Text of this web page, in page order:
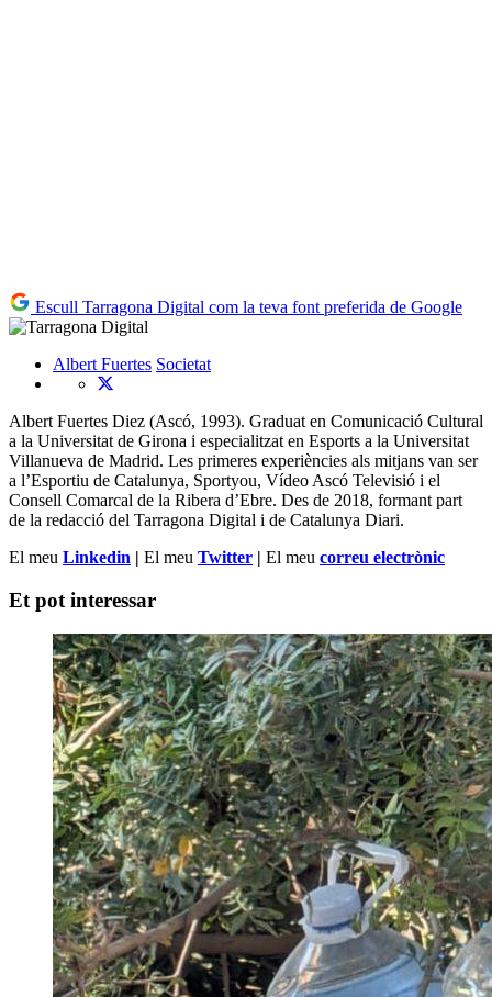
Escull Tarragona Digital com la teva font preferida de Google
Albert Fuertes Societat
Albert Fuertes Diez (Ascó, 1993). Graduat en Comunicació Cultural
a la Universitat de Girona i especialitzat en Esports a la Universitat
Villanueva de Madrid. Les primeres experiències als mitjans van ser
a l’Esportiu de Catalunya, Sportyou, Vídeo Ascó Televisió i el
Consell Comarcal de la Ribera d’Ebre. Des de 2018, formant part
de la redacció del Tarragona Digital i de Catalunya Diari.
El meu Linkedin | El meu Twitter | El meu correu electrònic
Et pot interessar